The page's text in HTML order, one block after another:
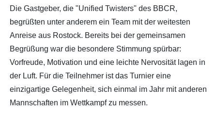
Die Gastgeber, die "Unified Twisters" des BBCR,
begrüßten unter anderem ein Team mit der weitesten
Anreise aus Rostock. Bereits bei der gemeinsamen
Begrüßung war die besondere Stimmung spürbar:
Vorfreude, Motivation und eine leichte Nervosität lagen in
der Luft. Für die Teilnehmer ist das Turnier eine
einzigartige Gelegenheit, sich einmal im Jahr mit anderen
Mannschaften im Wettkampf zu messen.